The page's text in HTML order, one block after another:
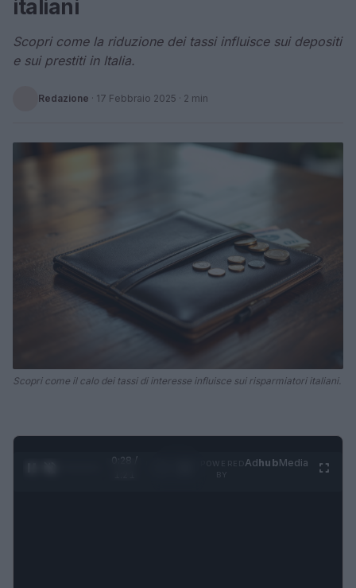
italiani
Scopri come la riduzione dei tassi influisce sui depositi
e sui prestiti in Italia.
Redazione · 17 Febbraio 2025 · 2 min
Scopri come il calo dei tassi di interesse influisce sui risparmiatori italiani.
0:29 /
AdhubMedia